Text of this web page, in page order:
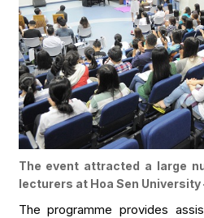
The event attracted a large
lecturers at Hoa Sen University
The programme provides